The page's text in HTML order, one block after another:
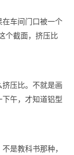
在车间门口被一个
个截面，挤压比
压比。不就是画
午，才知道铝型
是教科书那种，